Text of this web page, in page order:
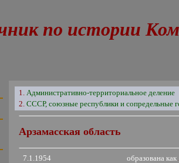
по истории
1.Административно-территориальное деление
2.СССР, союзные республики и сопредельные
Арзамасская область
7.1.1954 образована как